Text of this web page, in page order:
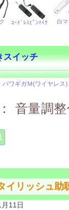
スイッチ
音量調
イリッシュ助
11日